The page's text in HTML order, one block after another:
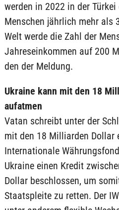
werden in 2022 in der
Menschen jährlich mehr als
Welt werde die Zahl der
Jahreseinkommen auf 200
den der Meldung.
Ukraine kann mit den 18
aufatmen
Vatan schreibt unter der
mit den 18 Milliarden Dollar
Internationale
Ukraine einen Kredit
Dollar beschlossen, um
Staatspleite zu retten. Der